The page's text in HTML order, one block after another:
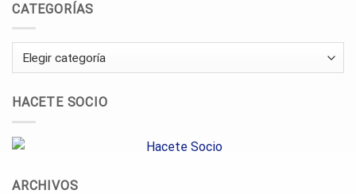
CATEGORÍAS
Categorías
HACETE SOCIO
ARCHIVOS